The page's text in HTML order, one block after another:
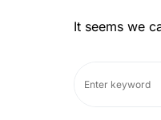
It seems we